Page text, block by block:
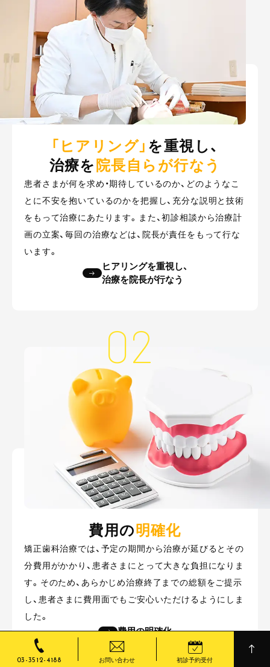
「ヒアリング」 を重視し、
治療を 院長自らが行なう
患者さまが何を求め・期待しているのか、どのようなこ
とに不安を抱いているのかを把握し、充分な説明と技術
をもって治療にあたります。また、初診相談から治療計
画の立案、毎回の治療などは、院長が責任をもって行な
います。
ヒアリングを重視し、
治療を院長が行なう
02
費用の明確化
矯正歯科治療では、予定の期間から治療が延びるとその
分費用がかかり、患者さまにとって大きな負担になりま
す。そのため、あらかじめ治療終了までの総額をご提示
し、患者さまに費用面でもご安心いただけるようにしま
した。
費用の明確化
03-3512-4188 お問い合わせ 初診予約受付